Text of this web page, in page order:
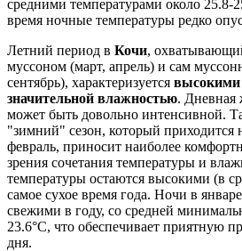
средними температурами около 25.8-
время ночные температуры редко
Летний период в Кочи,
муссоном (март, апрель) и сам
сентябрь), характеризуется высокими
значительной влажностью. Дневная
может быть довольно интенсивной.
"зимний" сезон, который приходится
февраль, приносит наиболее
зрения сочетания температуры и
температуры остаются высокими (в
самое сухое время года. Ночи в
свежими в году, со средней
23.6°C, что обеспечивает приятную
дня.